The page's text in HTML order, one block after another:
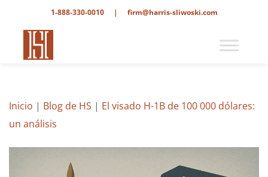
1-888-330-0010 | firm@harris-sliwoski.com
Inicio | Blog de HS | El visado H-1B de 100 000 dólares:
un análisis